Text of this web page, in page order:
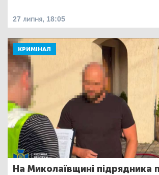
27 липня, 18:05
КРИМІНАЛ
На Миколаївщині підрядника